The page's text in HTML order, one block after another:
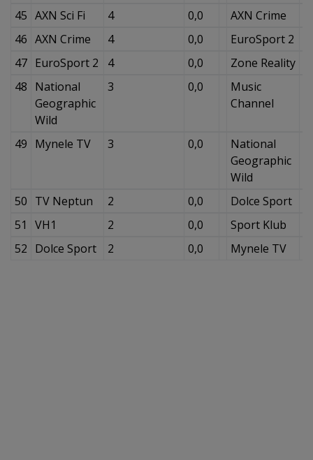
45 AXN Sci Fi 4 0,0 AXN Crime
46 AXN Crime 4 0,0 EuroSport 2
47 EuroSport 2 4 0,0 Zone Reality
48 National
Geographic
Wild
3 0,0
Music
Channel
49 Mynele TV 3 0,0
National
Geographic
Wild
50 TV Neptun 2 0,0 Dolce Sport
51
VH1 2 0,0 Sport Klub
52 Dolce Sport 2 0,0 Mynele TV